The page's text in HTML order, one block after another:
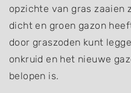
opzichte van gras zaaien
dicht en groen gazon
door graszoden kunt
onkruid en het nieuwe
belopen is.